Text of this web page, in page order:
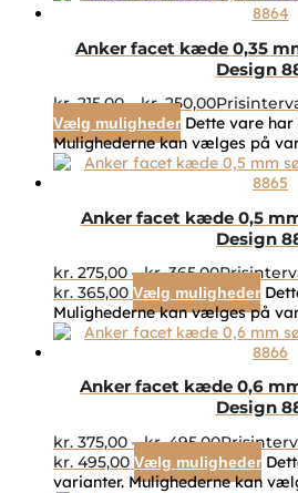
Anker facet kæde 0,35
Design
kr.215,00 – kr.250,00
Vælg muligheder Dette vare
Mulighederne kan vælges på
Anker facet kæde 0,5
Design
kr. 275,00 – kr.365,00
kr. 365,00 Vælg muligheder
Mulighederne kan vælges på
Anker facet kæde 0,6
Design
kr. 375,00 – kr.495,00
kr. 495,00 Vælg muligheder
varianter. Mulighederne kan